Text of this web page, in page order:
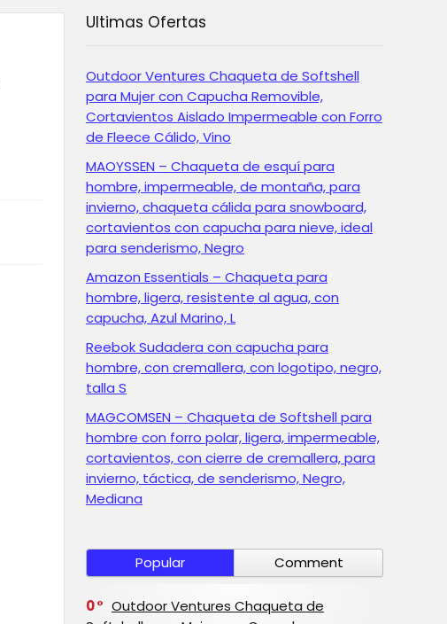
Ultimas Ofertas
Outdoor Ventures Chaqueta de Softshell
para Mujer con Capucha Removible,
Cortavientos Aislado Impermeable con Forro
de Fleece Cálido, Vino
MAOYSSEN – Chaqueta de esquí para
hombre, impermeable, de montaña, para
invierno, chaqueta cálida para snowboard,
cortavientos con capucha para nieve, ideal
para senderismo, Negro
Amazon Essentials – Chaqueta para
hombre, ligera, resistente al agua, con
capucha, Azul Marino, L
Reebok Sudadera con capucha para
hombre, con cremallera, con logotipo, negro,
talla S
MAGCOMSEN – Chaqueta de Softshell para
hombre con forro polar, ligera, impermeable,
cortavientos, con cierre de cremallera, para
invierno, táctica, de senderismo, Negro,
Mediana
Popular Comment
0
Outdoor Ventures Chaqueta de